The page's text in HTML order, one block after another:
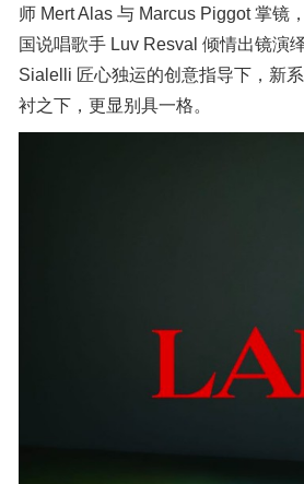
师 Mert Alas 与 Marcus Piggot 掌镜
国说唱歌手 Luv Resval 倾情出镜演
Sialelli 匠心独运的创意指导下，新
衬之下，更显别具一格。